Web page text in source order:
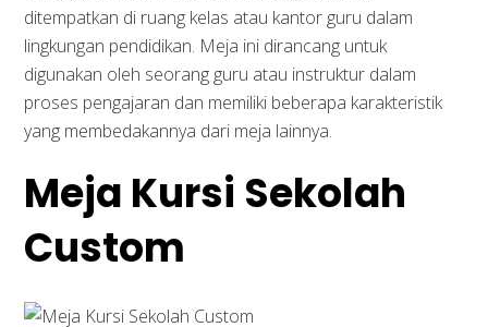
ditempatkan di ruang kelas atau kantor guru dalam
lingkungan pendidikan. Meja ini dirancang untuk
digunakan oleh seorang guru atau instruktur dalam
proses pengajaran dan memiliki beberapa karakteristik
yang membedakannya dari meja lainnya.
Meja Kursi Sekolah
Custom